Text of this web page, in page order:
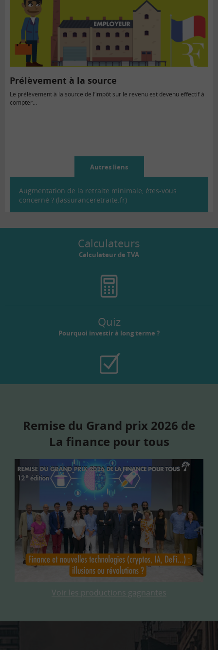
Prélèvement à la source
Le prélèvement à la source de l’impôt sur le revenu est devenu effectif à
compter...
Autres liens
Augmentation de la retraite minimale, êtes-vous
concerné ? (lassuranceretraite.fr)
Calculateurs
Calculateur de TVA
Quiz
Pourquoi investir à long terme ?
Remise du Grand prix 2026 de
La finance pour tous
Voir les productions gagnantes